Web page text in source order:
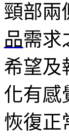
頸部兩
品需求
希望及
化有感
恢復正